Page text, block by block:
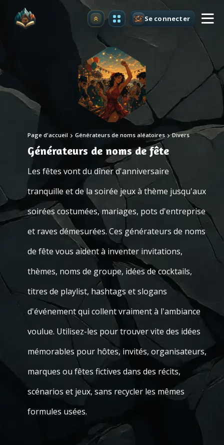
Premium Se connecter
Page d'accueil Générateurs de noms aléatoires Divers
Générateurs de noms de fête
Les fêtes vont du dîner d'anniversaire
tranquille et de la soirée jeux à thème jusqu'aux
soirées costumées, mariages, pots d'entreprise
et raves démesurées. Ces générateurs de noms
de fête vous aident à inventer invitations,
thèmes, noms de groupe, idées de cocktails,
titres de playlist, hashtags et slogans
d'événement qui collent vraiment à l'ambiance
voulue. Utilisez-les pour trouver vite des idées
mémorables pour hôtes, invités, organisateurs,
marques ou fêtes fictives dans des récits,
scénarios et jeux, sans recycler les mêmes
formules usées.